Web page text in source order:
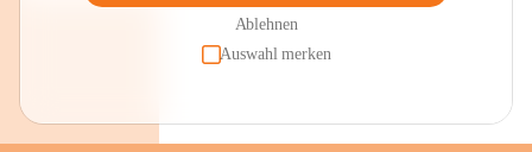
Ablehnen
Auswahl merken